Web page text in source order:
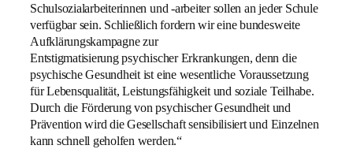
Schulsozialarbeiterinnen und -arbeiter sollen an jeder Schule
verfügbar sein. Schließlich fordern wir eine bundesweite
Aufklärungskampagne zur
Entstigmatisierung psychischer Erkrankungen, denn die
psychische Gesundheit ist eine wesentliche Voraussetzung
für Lebensqualität, Leistungsfähigkeit und soziale Teilhabe.
Durch die Förderung von psychischer Gesundheit und
Prävention wird die Gesellschaft sensibilisiert und Einzelnen
kann schnell geholfen werden.“